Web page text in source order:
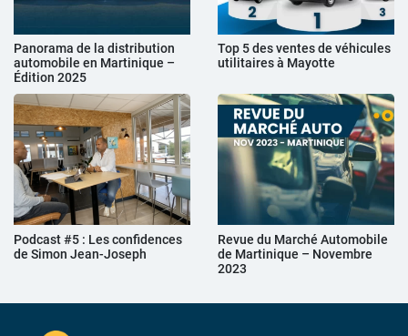
Panorama de la distribution
automobile en Martinique –
Édition 2025
Top 5 des ventes de véhicules
utilitaires à Mayotte
Podcast #5 : Les confidences
de Simon Jean-Joseph
Revue du Marché Automobile
de Martinique – Novembre
2023